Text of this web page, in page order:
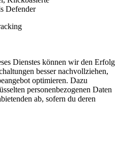
Defender
Dienstes können wir den Erfolg
besser nachvollziehen,
optimieren. Dazu
personenbezogenen Daten
ab, sofern du deren